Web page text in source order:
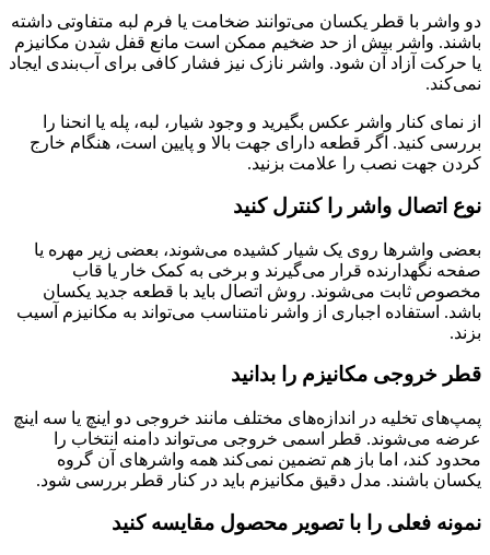
دو واشر با قطر یکسان می‌توانند ضخامت یا فرم لبه متفاوتی داشته
باشند. واشر بیش از حد ضخیم ممکن است مانع قفل شدن مکانیزم
یا حرکت آزاد آن شود. واشر نازک نیز فشار کافی برای آب‌بندی ایجاد
نمی‌کند.
از نمای کنار واشر عکس بگیرید و وجود شیار، لبه، پله یا انحنا را
بررسی کنید. اگر قطعه دارای جهت بالا و پایین است، هنگام خارج
کردن جهت نصب را علامت بزنید.
نوع اتصال واشر را کنترل کنید
بعضی واشرها روی یک شیار کشیده می‌شوند، بعضی زیر مهره یا
صفحه نگهدارنده قرار می‌گیرند و برخی به کمک خار یا قاب
مخصوص ثابت می‌شوند. روش اتصال باید با قطعه جدید یکسان
باشد. استفاده اجباری از واشر نامتناسب می‌تواند به مکانیزم آسیب
بزند.
قطر خروجی مکانیزم را بدانید
پمپ‌های تخلیه در اندازه‌های مختلف مانند خروجی دو اینچ یا سه اینچ
عرضه می‌شوند. قطر اسمی خروجی می‌تواند دامنه انتخاب را
محدود کند، اما باز هم تضمین نمی‌کند همه واشرهای آن گروه
یکسان باشند. مدل دقیق مکانیزم باید در کنار قطر بررسی شود.
نمونه فعلی را با تصویر محصول مقایسه کنید